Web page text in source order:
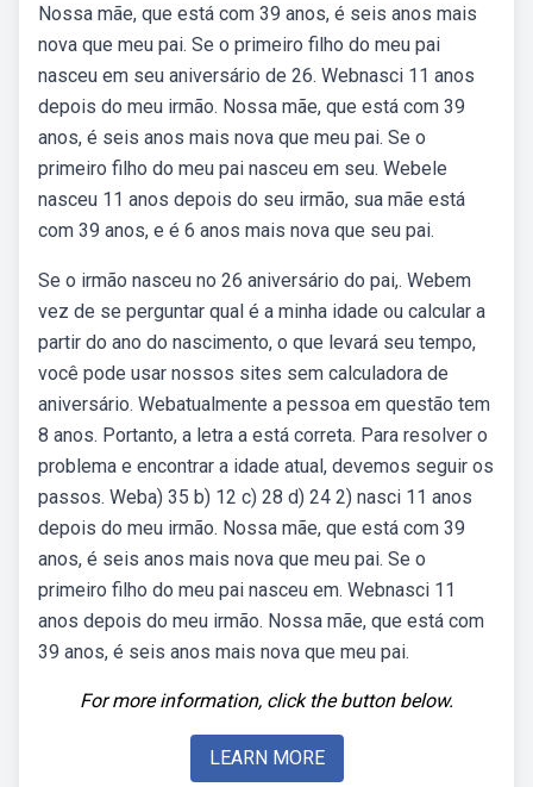
Nossa mãe, que está com 39 anos, é seis anos mais
nova que meu pai. Se o primeiro filho do meu pai
nasceu em seu aniversário de 26. Webnasci 11 anos
depois do meu irmão. Nossa mãe, que está com 39
anos, é seis anos mais nova que meu pai. Se o
primeiro filho do meu pai nasceu em seu. Webele
nasceu 11 anos depois do seu irmão, sua mãe está
com 39 anos, e é 6 anos mais nova que seu pai.
Se o irmão nasceu no 26 aniversário do pai,. Webem
vez de se perguntar qual é a minha idade ou calcular a
partir do ano do nascimento, o que levará seu tempo,
você pode usar nossos sites sem calculadora de
aniversário. Webatualmente a pessoa em questão tem
8 anos. Portanto, a letra a está correta. Para resolver o
problema e encontrar a idade atual, devemos seguir os
passos. Weba) 35 b) 12 c) 28 d) 24 2) nasci 11 anos
depois do meu irmão. Nossa mãe, que está com 39
anos, é seis anos mais nova que meu pai. Se o
primeiro filho do meu pai nasceu em. Webnasci 11
anos depois do meu irmão. Nossa mãe, que está com
39 anos, é seis anos mais nova que meu pai.
For more information, click the button below.
LEARN MORE